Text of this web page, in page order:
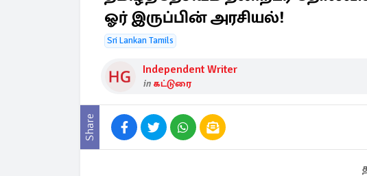
ஓர் இருப்பின் அரசியல்!
Sri Lankan Tamils
Independent Writer
in கட்டுரை
Share